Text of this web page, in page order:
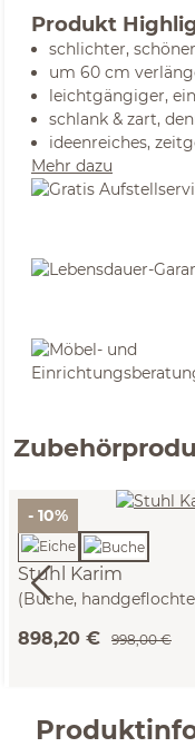
Produkt
schlichter,
um 60 cm
leichtgängiger,
schlank & zart,
ideenreiches,
Mehr dazu
- 10%
Stuhl Karim
(Buche,
898,20 € 998,00 €